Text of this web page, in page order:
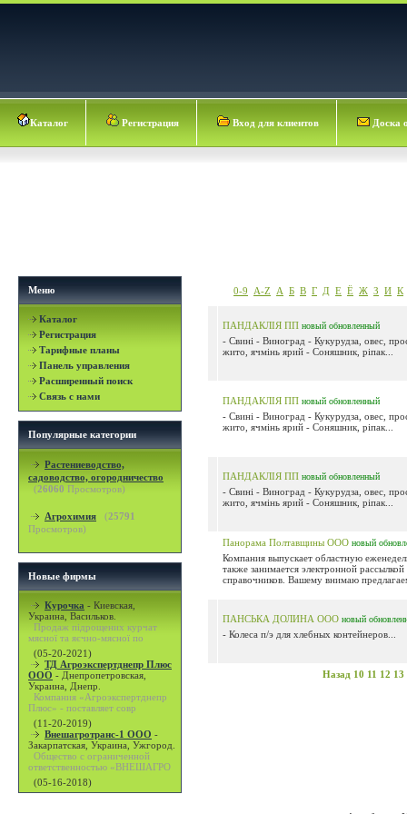
Каталог Регистрация Вход для клиентов Доска
Меню
Каталог
Регистрация
Тарифные планы
Панель управления
Расширенный поиск
Связь с нами
Популярные категории
Растениеводство,
садоводство, огородничество
(26060 Просмотров)
Агрохимия (25791
Просмотров)
Новые фирмы
Курочка - Киевская,
Украина, Васильков.
Продаж підрощених курчат
мясної та яєчно-мясної по
(05-20-2021)
ТД Агроэкспертднепр Плюс
ООО - Днепропетровская,
Украина, Днепр.
Компания «Агроэкспертднепр
Плюс» - поставляет совр
(11-20-2019)
Внешагротранс-1 ООО -
Закарпатская, Украина, Ужгород.
Общество с ограниченной
ответственностью «ВНЕШАГРО
(05-16-2018)
0-9 A-Z А Б В Г Д Е Ё Ж З И К
ПАНДАКЛІЯ ПП новый обновленный
- Свині - Виноград - Кукурудза, овес,
жито, ячмінь ярий - Соняшник, ріпак...
ПАНДАКЛІЯ ПП новый обновленный
- Свині - Виноград - Кукурудза, овес,
жито, ячмінь ярий - Соняшник, ріпак...
ПАНДАКЛІЯ ПП новый обновленный
- Свині - Виноград - Кукурудза, овес,
жито, ячмінь ярий - Соняшник, ріпак...
Панорама Полтавщины ООО новый
Компания выпускает областную
также занимается электронной
справочников. Вашему внимаю
ПАНСЬКА ДОЛИНА ООО новый
- Колеса п/э для хлебных контейнеров...
Назад 10 11 12 13